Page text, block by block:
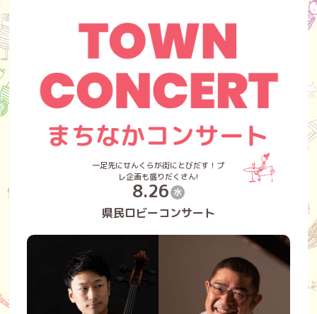
一足先にせんくらが街にとびだす！プ
レ企画も盛りだくさん!
8.26 水
県民ロビーコンサート